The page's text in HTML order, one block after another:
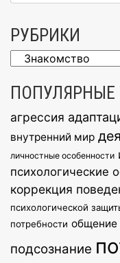
РУБРИКИ
Рубрики
ПОПУЛЯРНЫЕ
агрессия
внутренний мир
личностные особенности
психологические
коррекция
психологической
потребности общение
подсознание